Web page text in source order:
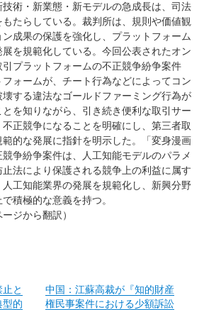
術・新業態・新モデルの急成長は、司法
たらしている。裁判所は、規則や価値観
成果の保護を強化し、プラットフォーム
を規範化している。今回公表されたオン
プラットフォームの不正競争紛争案件
ォームが、チート行為などによってコン
する違法なゴールドファーミング行為が
を知りながら、引き続き便利な取引サー
正競争になることを明確にし、第三者取
的な発展に指針を明示した。「変身漫画
争紛争案件は、人工知能モデルのパラメ
法により保護される競争上の利益に属す
工知能業界の発展を規範化し、新興分野
積極的な意義を持つ。
ジから翻訳）
と
型的
中国：江蘇高裁が『知的財産
権民事案件における少額訴訟